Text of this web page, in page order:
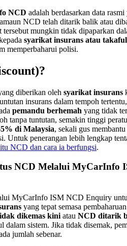
NCD adalah berdasarkan data
NCD telah ditarik balik atau
tersebut mungkin tidak dipaparkan
syarikat insurans atau takaful
memperbaharui polisi.
diberikan oleh syarikat insurans
insurans dalam tempoh
pemandu berhemah yang tidak
tanpa tuntutan, semakin tinggi
di Malaysia, sekali gus
Untuk penerangan lebih lengkap
NCD dan cara ia berfungsi.
NCD Melalui MyCarInfo
MyCarInfo ISM NCD Enquiry
yang tepat semasa
dikemas kini atau NCD ditarik
dalam sistem. Jika tidak disemak,
jumlah sebenar.